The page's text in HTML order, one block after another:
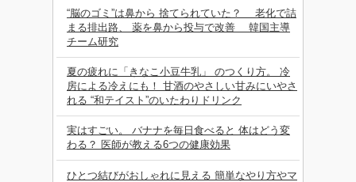
“脳のゴミ”は鼻から 捨てられていた？ 老化で詰
まる排出路、 薬を鼻から投与で改善 韓国主導
チーム研究
夏の疲れに「きなこ小豆牛乳」 のつくり方。 冷
房による冷えにも！ 甘酒のやさしい甘みにいやさ
れる “和テイスト”のいたわりドリンク
実はすごい。 バナナを毎日食べると 体はどう変
わる？ 医師が教える6つの健康効果
ひとつ結びがおしゃれに見える 簡単なやり方やマ